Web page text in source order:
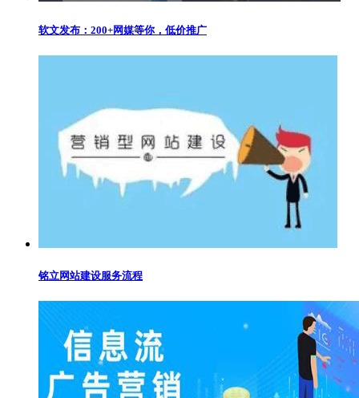
软文发布：200+网媒等你，低价推广
铭立网站建设服务流程